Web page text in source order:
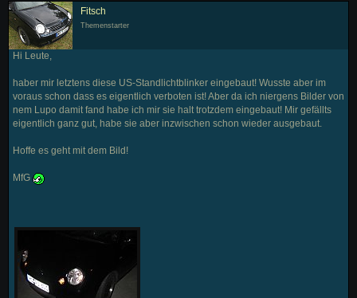
Fitsch
Themenstarter
Hi Leute,
haber mir letztens diese US-Standlichtblinker eingebaut! Wusste aber im
voraus schon dass es eigentlich verboten ist! Aber da ich niergens Bilder von
nem Lupo damit fand habe ich mir sie halt trotzdem eingebaut! Mir gefällts
eigentlich ganz gut, habe sie aber inzwischen schon wieder ausgebaut.
Hoffe es geht mit dem Bild!
MfG